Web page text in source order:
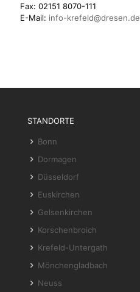
Fax: 02151 8070-111
E-Mail: info-krefeld@dresen.de
STANDORTE
Bonn
Dormagen
Düsseldorf
Euskirchen
Gelsenkirchen
Korschenbroich
Krefeld-Untergath
Mönchengladbach
Neuss